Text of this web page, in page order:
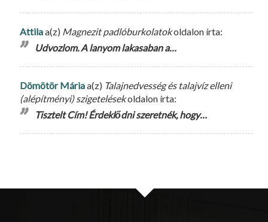
Attilaa(z) Magnezit padlóburkolatokoldalon írta:
Udvozlom. A lanyom lakasaban a…
Dömötör Máriaa(z) Talajnedvesség és talajvíz elleni
(alépítményi) szigetelésekoldalon írta:
Tisztelt Cím! Érdeklődni szeretnék, hogy…